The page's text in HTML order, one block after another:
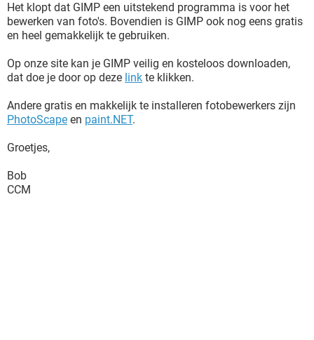
Het klopt dat GIMP een uitstekend programma is voor het
bewerken van foto's. Bovendien is GIMP ook nog eens gratis
en heel gemakkelijk te gebruiken.
Op onze site kan je GIMP veilig en kosteloos downloaden,
dat doe je door op deze link te klikken.
Andere gratis en makkelijk te installeren fotobewerkers zijn
PhotoScape en paint.NET.
Groetjes,
Bob
CCM